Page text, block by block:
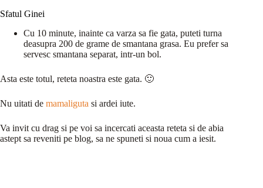
Sfatul Ginei
Cu 10 minute, inainte ca varza sa fie gata, puteti turna
deasupra 200 de grame de smantana grasa. Eu prefer sa
servesc smantana separat, intr-un bol.
Asta este totul, reteta noastra este gata. 🙂
Nu uitati de mamaliguta si ardei iute.
Va invit cu drag si pe voi sa incercati aceasta reteta si de abia
astept sa reveniti pe blog, sa ne spuneti si noua cum a iesit.